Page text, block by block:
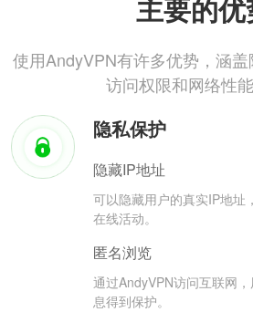
主要的
使用AndyVPN有许多优势，涵盖
访问权限和网络性
隐私保护
隐藏IP地址
可以隐藏用户的真实IP地址
在线活动。
匿名浏览
通过AndyVPN访问互联网
息得到保护。